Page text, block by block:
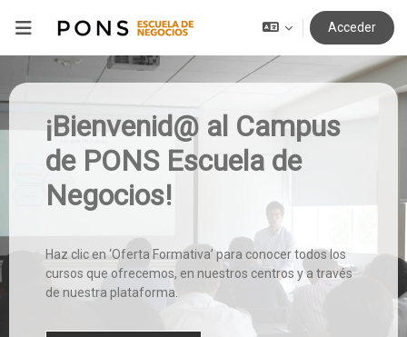
Panel lateral
Acceder
¡Bienvenid@ al Campus
de PONS Escuela de
Negocios!
Haz clic en ‘Oferta Formativa’ para conocer todos los
cursos que ofrecemos, en nuestros centros y a través
de nuestra plataforma.